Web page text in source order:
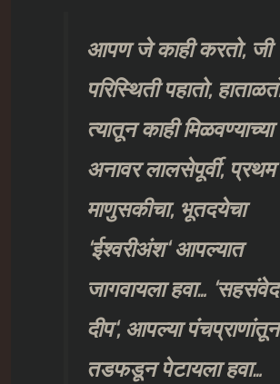
आपण जे काही करतो, जी
परिस्थिती पहातो,
त्यातून काही मिळवण्याच्या
अनावर लालसेपूर्वी, प्रथम
माणुसकीचा, भूतदयेचा
‘ईश्वरीअंश‘आपल्यात
जागवायला हवा… ‘
दीप‘, आपल्या पंचप्राणांतून
तडफडून पेटायला हवा…